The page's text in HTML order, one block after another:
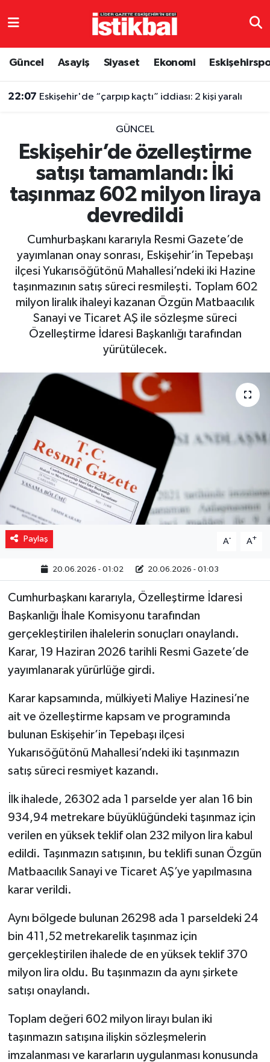
Güncel Asayiş Siyaset Ekonomi
22:07 Eskişehir'de “çarpıp kaçtı” iddiası: 2 kişi yaralı
GÜNCEL
Eskişehir’de özelleştirme
satışı tamamlandı: İki
taşınmaz 602 milyon liraya
devredildi
Cumhurbaşkanı kararıyla Resmi Gazete’de
yayımlanan onay sonrası, Eskişehir’in Tepebaşı
ilçesi Yukarısöğütönü Mahallesi’ndeki iki Hazine
taşınmazının satış süreci resmileşti. Toplam 602
milyon liralık ihaleyi kazanan Özgün Matbaacılık
Sanayi ve Ticaret AŞ ile sözleşme süreci
Özelleştirme İdaresi Başkanlığı tarafından
yürütülecek.
Paylaş A- A+
20.06.2026 - 01:02 20.06.2026 - 01:03
Cumhurbaşkanı kararıyla, Özelleştirme İdaresi
Başkanlığı İhale Komisyonu tarafından
gerçekleştirilen ihalelerin sonuçları onaylandı.
Karar, 19 Haziran 2026 tarihli Resmi Gazete’de
yayımlanarak yürürlüğe girdi.
Karar kapsamında, mülkiyeti Maliye Hazinesi’ne
ait ve özelleştirme kapsam ve programında
bulunan Eskişehir’in Tepebaşı ilçesi
Yukarısöğütönü Mahallesi’ndeki iki taşınmazın
satış süreci resmiyet kazandı.
İlk ihalede, 26302 ada 1 parselde yer alan 16 bin
934,94 metrekare büyüklüğündeki taşınmaz için
verilen en yüksek teklif olan 232 milyon lira kabul
edildi. Taşınmazın satışının, bu teklifi sunan Özgün
Matbaacılık Sanayi ve Ticaret AŞ’ye yapılmasına
karar verildi.
Aynı bölgede bulunan 26298 ada 1 parseldeki 24
bin 411,52 metrekarelik taşınmaz için
gerçekleştirilen ihalede de en yüksek teklif 370
milyon lira oldu. Bu taşınmazın da aynı şirkete
satışı onaylandı.
Toplam değeri 602 milyon lirayı bulan iki
taşınmazın satışına ilişkin sözleşmelerin
imzalanması ve kararların uygulanması konusunda
Eskişehirspor
Spor
Eğitim
Sağlık
Yaşam
Resmi ilanlar
Eskişehir Nöbetçi Eczaneler
TFF 3.Lig 4.Grup Puan Durumu ve Fikstür
Tüm Manşetler
Haber Arşivi